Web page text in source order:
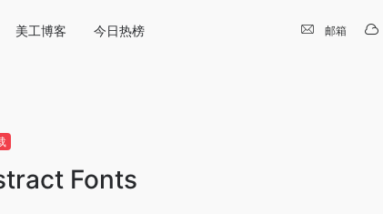
美工博客 今日热榜 邮箱
Fonts